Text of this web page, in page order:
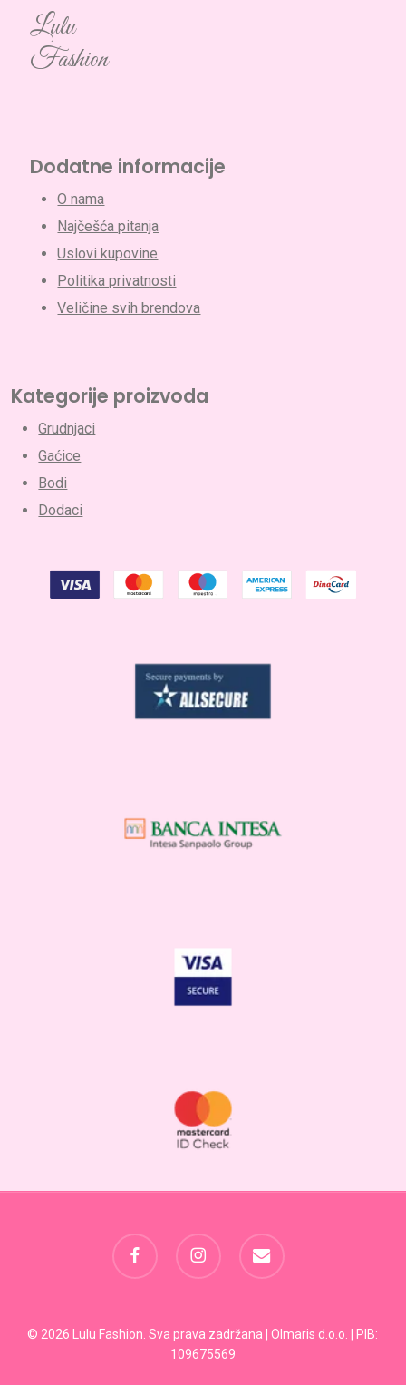
Lulu
Fashion
Dodatne informacije
O nama
Najčešća pitanja
Uslovi kupovine
Politika privatnosti
Veličine svih brendova
Kategorije proizvoda
Grudnjaci
Gaćice
Bodi
Dodaci
facebook instagram email
© 2026 Lulu Fashion. Sva prava zadržana | Olmaris d.o.o. | PIB:
109675569